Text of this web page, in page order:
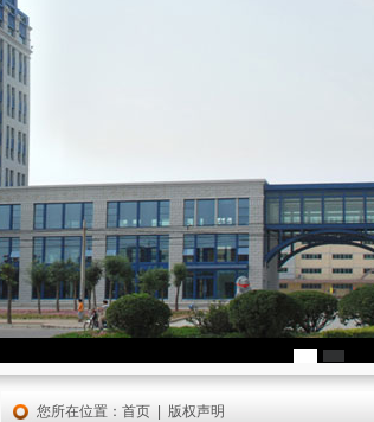
您所在位置： 首页 版权声明